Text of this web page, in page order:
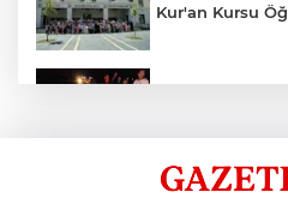
Kur'an Kursu